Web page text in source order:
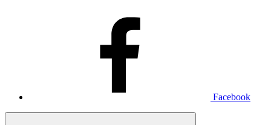
Facebook